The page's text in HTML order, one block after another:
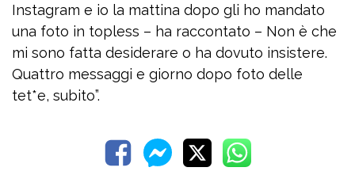
Instagram e io la mattina dopo gli ho mandato
una foto in topless – ha raccontato – Non è che
mi sono fatta desiderare o ha dovuto insistere.
Quattro messaggi e giorno dopo foto delle
tet*e, subito”.